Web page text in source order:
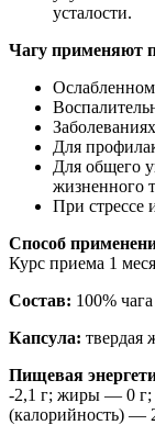
усталости.
Чагу применяют
Для
Для общего
жизненного
При стрессе
Способ
Курс приема 1
Состав: 100%
Капсула: твердая
Пищевая
-2,1 г; жиры — 0 г;
(калорийность) —